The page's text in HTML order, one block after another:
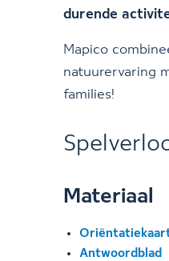
durende
Mapico
natuurervaring
families!
Materiaal
Antwoordblad